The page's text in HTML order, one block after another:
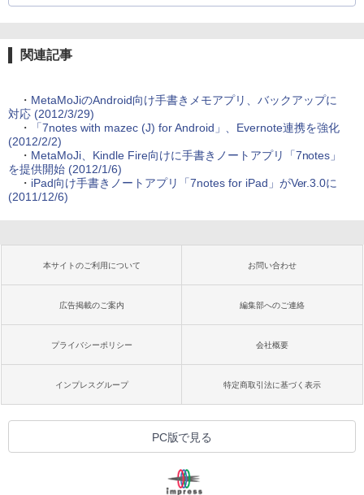
関連記事
・ MetaMoJiのAndroid向け手書きメモアプリ、バックアップに
対応 (2012/3/29)
・
「7notes with mazec (J) for Android」、Evernote連携を強化
(2012/2/2)
・ MetaMoJi、Kindle Fire向けに手書きノートアプリ「7notes」
を提供開始 (2012/1/6)
・ iPad向け手書きノートアプリ「7notes for iPad」がVer.3.0に
(2011/12/6)
本サイトのご利用について お問い合わせ
広告掲載のご案内 編集部へのご連絡
プライバシーポリシー 会社概要
インプレスグループ 特定商取引法に基づく表示
PC版で見る